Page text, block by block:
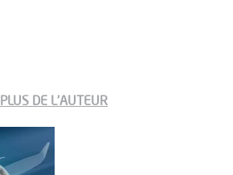
PLUS DE L'AUTEUR